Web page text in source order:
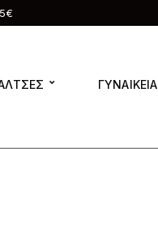
ΓΥΝΑΙΚΕΙΑ